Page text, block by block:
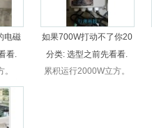
无忧售后。
电磁
看.
。
？这
的很
旁边
如果700W打动不了你20
分类: 选型之前先看看.
累积运行2000W立方。